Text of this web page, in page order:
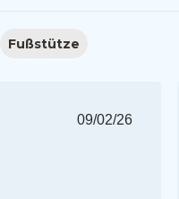
Fußstütze
09/02/26